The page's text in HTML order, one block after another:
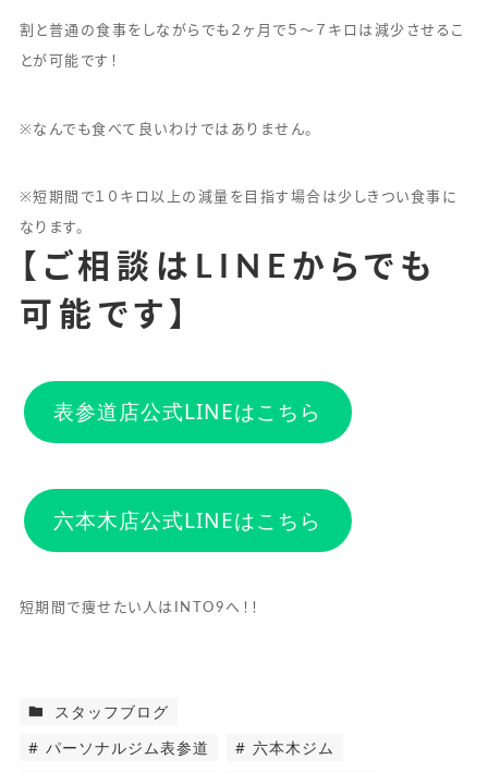
割と普通の食事をしながらでも２ヶ月で５〜７キロは減少させるこ
とが可能です！
※なんでも食べて良いわけではありません。
※短期間で１０キロ以上の減量を目指す場合は少しきつい食事に
なります。
【ご相談はLINEからでも
可能です】
表参道店公式LINEはこちら
六本木店公式LINEはこちら
短期間で痩せたい人はINTO9へ！！
スタッフブログ
パーソナルジム表参道
六本木ジム